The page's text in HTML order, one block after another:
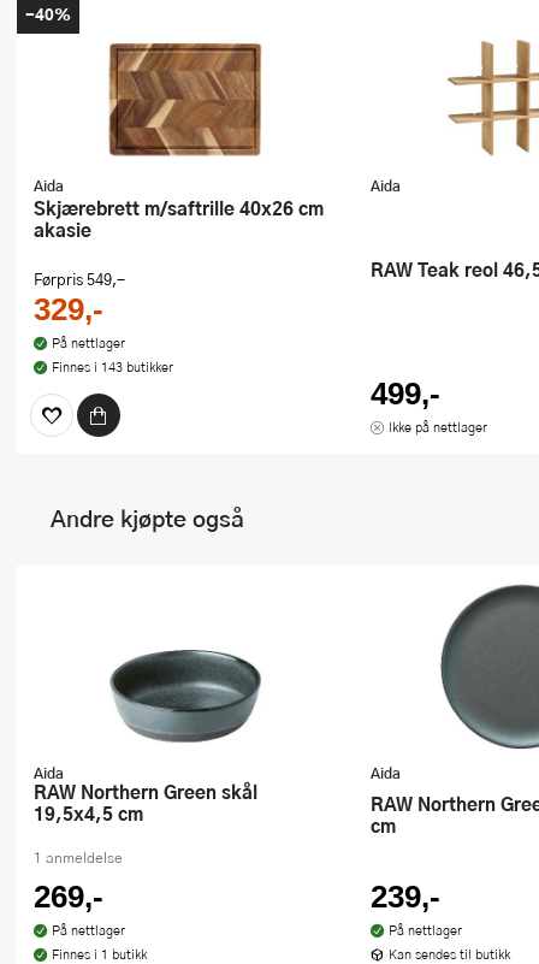
Aida
Skjærebrett m/saftrille 40x26 cm
akasie
Førpris549,-
329,-
På nettlager
Finnes i 143 butikker
-40%
Aida
RAW Teak reol
499,-
Ikke på nettlager
Andre kjøpte også
Aida
RAW Northern Green skål
19,5x4,5 cm
1 anmeldelse
269,-
På nettlager
Finnes i 1 butikk
Aida
RAW Northern Green tallerken 20
cm
239,-
På nettlager
Kan sendes til butikk